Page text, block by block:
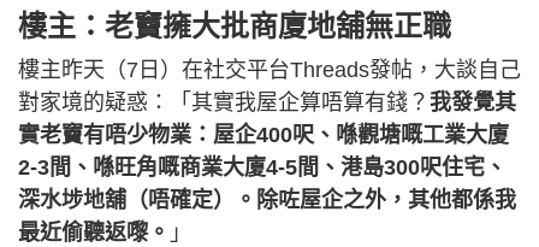
樓主：老竇擁大批商廈地舖無正職
樓主昨天（7日）在社交平台Threads發帖，大談自己
對家境的疑惑：「其實我屋企算唔算有錢？ 我發覺其
實老竇有唔少物業：屋企400呎、喺觀塘嘅工業大廈
2-3間、喺旺角嘅商業大廈4-5間、港島300呎住宅、
深水埗地舖（唔確定）。除咗屋企之外，其他都係我
最近偷聽返嚟。 」